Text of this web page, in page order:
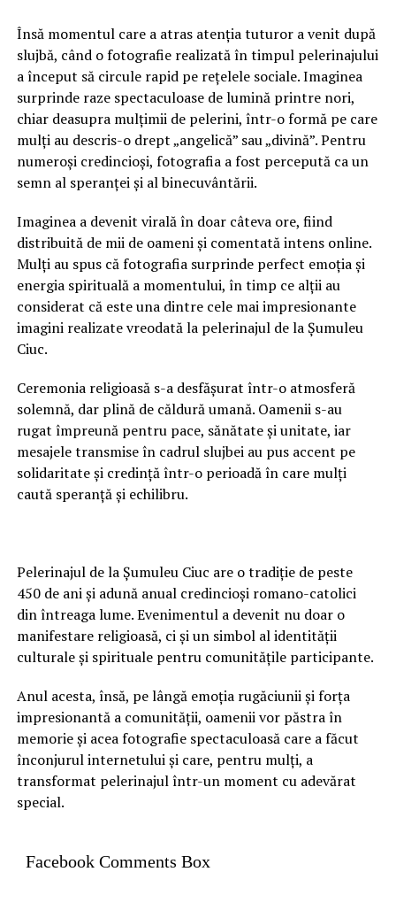
Însă momentul care a atras atenția tuturor a venit după
slujbă, când o fotografie realizată în timpul pelerinajului
a început să circule rapid pe rețelele sociale. Imaginea
surprinde raze spectaculoase de lumină printre nori,
chiar deasupra mulțimii de pelerini, într-o formă pe care
mulți au descris-o drept „angelică” sau „divină”. Pentru
numeroși credincioși, fotografia a fost percepută ca un
semn al speranței și al binecuvântării.
Imaginea a devenit virală în doar câteva ore, fiind
distribuită de mii de oameni și comentată intens online.
Mulți au spus că fotografia surprinde perfect emoția și
energia spirituală a momentului, în timp ce alții au
considerat că este una dintre cele mai impresionante
imagini realizate vreodată la pelerinajul de la Șumuleu
Ciuc.
Ceremonia religioasă s-a desfășurat într-o atmosferă
solemnă, dar plină de căldură umană. Oamenii s-au
rugat împreună pentru pace, sănătate și unitate, iar
mesajele transmise în cadrul slujbei au pus accent pe
solidaritate și credință într-o perioadă în care mulți
caută speranță și echilibru.
Pelerinajul de la Șumuleu Ciuc are o tradiție de peste
450 de ani și adună anual credincioși romano-catolici
din întreaga lume. Evenimentul a devenit nu doar o
manifestare religioasă, ci și un simbol al identității
culturale și spirituale pentru comunitățile participante.
Anul acesta, însă, pe lângă emoția rugăciunii și forța
impresionantă a comunității, oamenii vor păstra în
memorie și acea fotografie spectaculoasă care a făcut
înconjurul internetului și care, pentru mulți, a
transformat pelerinajul într-un moment cu adevărat
special.
Facebook Comments Box